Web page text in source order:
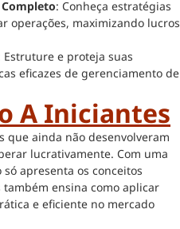
: Conheça estratégias
operações, maximizando lucros
Estruture e proteja suas
eficazes de gerenciamento de
A Iniciantes
que ainda não desenvolveram
lucrativamente. Com uma
apresenta os conceitos
também ensina como aplicar
e eficiente no mercado